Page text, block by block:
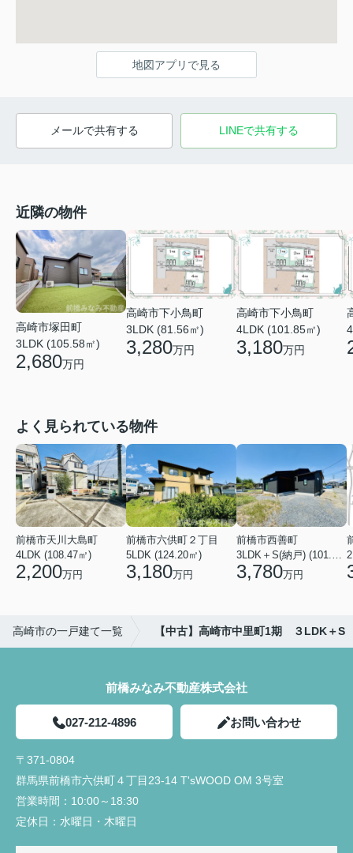
地図アプリで見る
メールで共有する LINEで共有する
近隣の物件
高崎市塚田町
3LDK (105.58㎡)
2,680万円
高崎市下小鳥町
3LDK (81.56㎡)
3,280万円
高崎市下小鳥町
4LDK (101.85㎡)
3,180万円
よく見られている物件
前橋市天川大島町
4LDK (108.47㎡)
2,200万円
前橋市六供町２丁目
5LDK (124.20㎡)
3,180万円
前橋市西善町
3LDK＋S(納戸) (101.02㎡)
3,780万円
高崎市の一戸建て一覧 【中古】高崎市中里町1期 ３LDK＋S
前橋みなみ不動産株式会社
027-212-4896 お問い合わせ
〒371-0804
群馬県前橋市六供町４丁目23‐14 T'sWOOD OM 3号室
営業時間： 10:00～18:30
定休日： 水曜日・木曜日